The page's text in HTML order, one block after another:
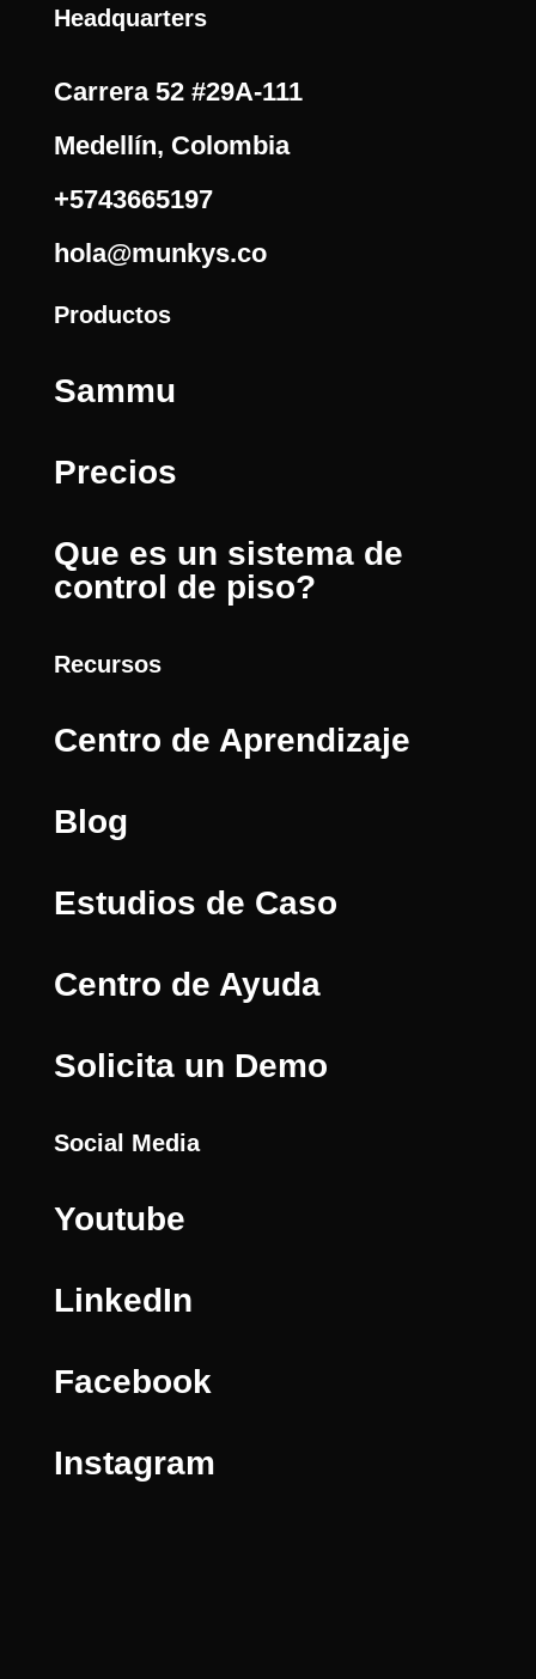
Headquarters
Carrera 52 #29A-111
Medellín, Colombia
+5743665197
hola@munkys.co
Productos
Sammu
Precios
Que es un sistema de
control de piso?
Recursos
Centro de Aprendizaje
Blog
Estudios de Caso
Centro de Ayuda
Solicita un Demo
Social Media
Youtube
LinkedIn
Facebook
Instagram